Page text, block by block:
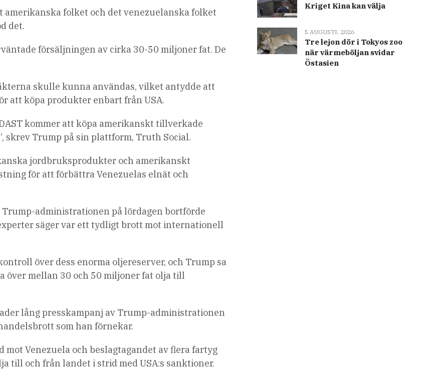
amerikanska folket och det venezuelanska folket
det.
försäljningen av cirka 30-50 miljoner fat. De
skulle kunna användas, vilket antydde att
att köpa produkter enbart från USA.
kommer att köpa amerikanskt tillverkade
skrev Trump på sin plattform, Truth Social.
jordbruksprodukter och amerikanskt
för att förbättra Venezuelas elnät och
administrationen på lördagen bortförde
säger var ett tydligt brott mot internationell
över dess enorma oljereserver, och Trump sa
över mellan 30 och 50 miljoner fat olja till
lång presskampanj av Trump-administrationen
som han förnekar.
Venezuela och beslagtagandet av flera fartyg
till och från landet i strid med USA:s sanktioner.
Kriget Kina kan välja
5 AUGUSTI, 2026
Tre lejon dör i Tokyos zoo
när värmeböljan svidar
Östasien